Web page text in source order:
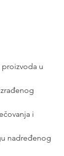
nadređenog